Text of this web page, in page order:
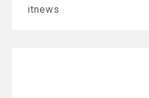
itnews